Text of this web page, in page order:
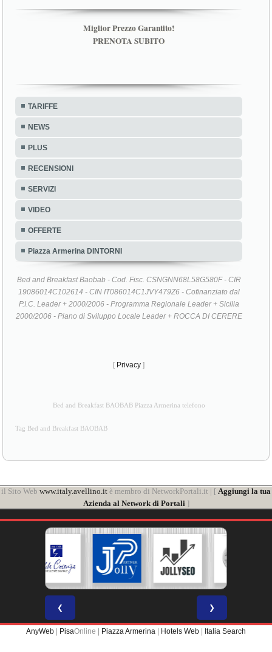
Miglior Prezzo Garantito!
PRENOTA SUBITO
TARIFFE
NEWS
PLUS
RECENSIONI
SERVIZI
VIDEO
OFFERTE
Piazza Armerina DINTORNI
Bed and Breakfast Baobab - Cod. Fisc. CSNGNN68L58G580F - CIR
19086014C102614 - CIN IT086014C1JVY479Z6 - Cofinanziato dal
P.I.C. Leader + 2000/2006 - Programma Regionale Leader + Sicilia
2000/2006 - Piano di Sviluppo Locale Leader + ROCCA DI CERERE
[ Privacy ]
Bed and Breakfast BAOBAB Piazza Armerina telefono
Tag Bed and Breakfast BAOBAB
il Sito Web www.italy.avellino.it è membro di NetworkPortali.it | [ Aggiungi la tua
Azienda al Network di Portali ]
❮ ❯
AnyWeb | PisaOnline | Piazza Armerina | Hotels Web | Italia Search